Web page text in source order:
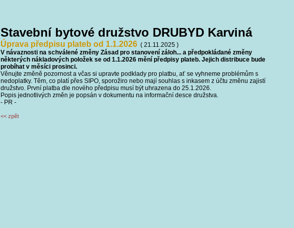
Stavební bytové družstvo DRUBYD Karviná
Úprava předpisu plateb od 1.1.2026 ( 21.11.2025 )
V návaznosti na schválené změny Zásad pro stanovení záloh... a předpokládané změny
některých nákladových položek se od 1.1.2026 mění předpisy plateb. Jejich distribuce bude
probíhat v měsíci prosinci.
Věnujte změně pozornost a včas si upravte podklady pro platbu, ať se vyhneme problémům s
nedoplatky. Těm, co platí přes SIPO, sporožiro nebo mají souhlas s inkasem z účtu změnu zajistí
družstvo. První platba dle nového předpisu musí být uhrazena do 25.1.2026.
Popis jednotlivých změn je popsán v dokumentu na informační desce družstva.
- PR -
<< zpět